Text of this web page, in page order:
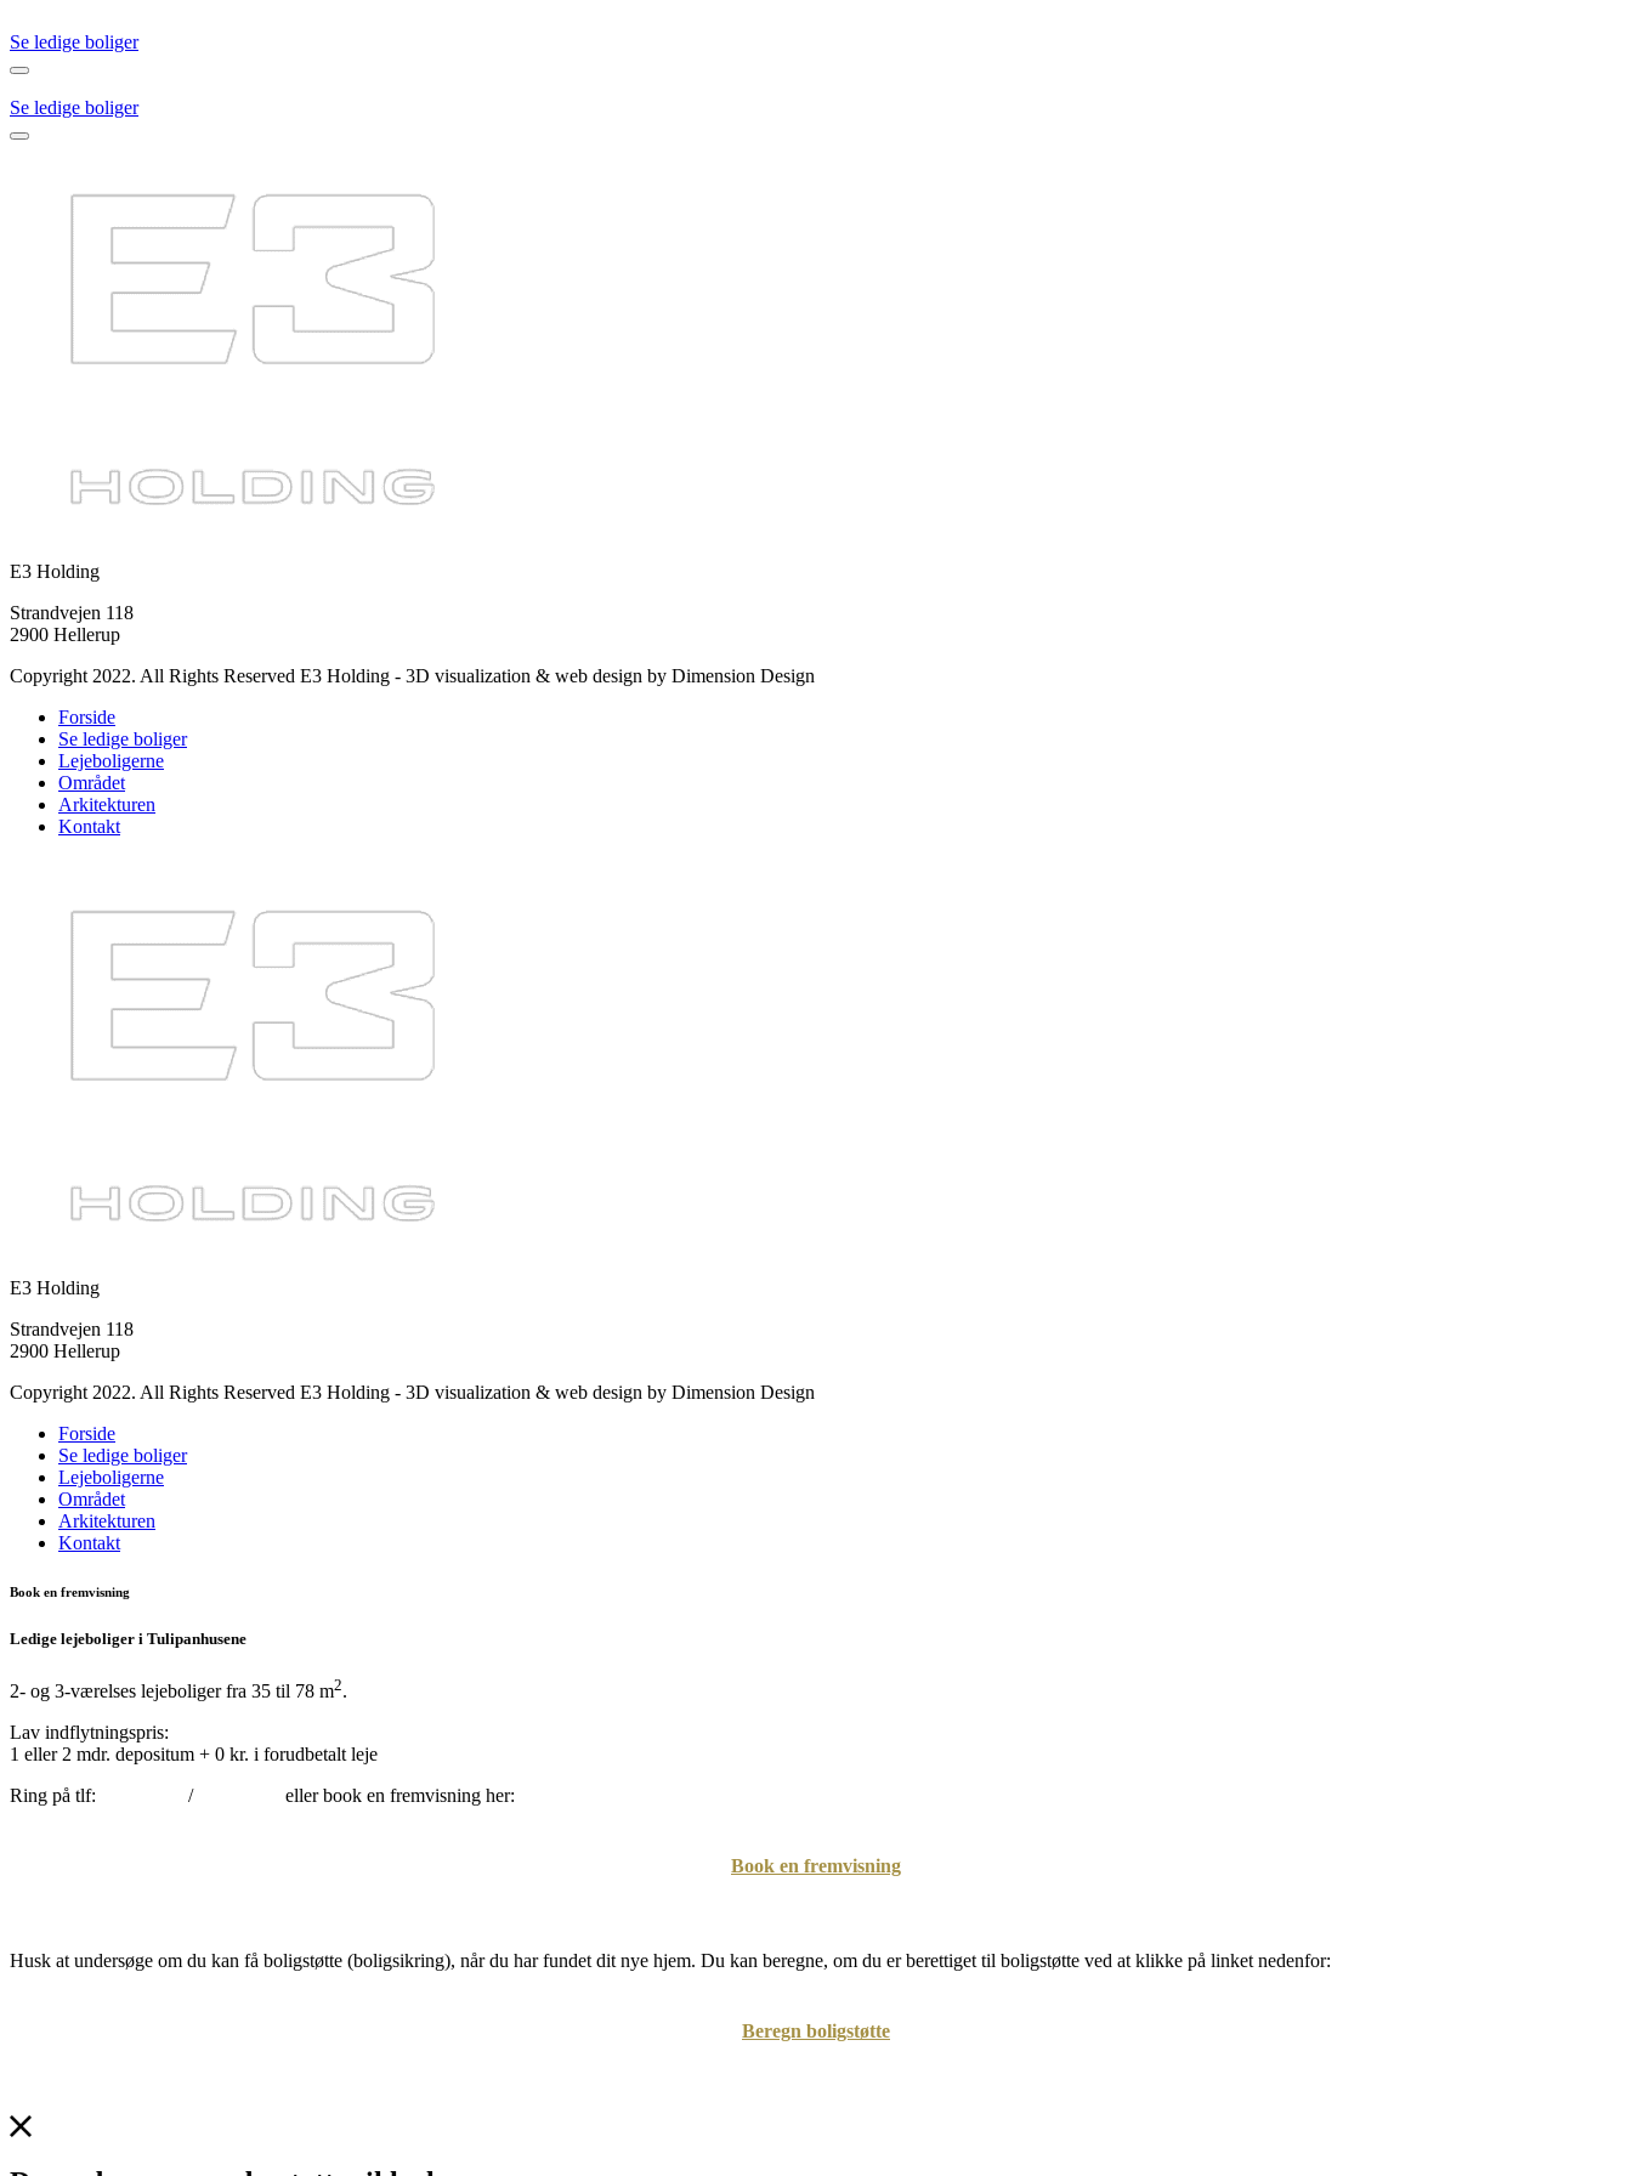
Se ledige boliger
Se ledige boliger
E3 Holding
Strandvejen 118
2900 Hellerup
Copyright 2022. All Rights Reserved E3 Holding - 3D visualization & web design by Dimension Design
Forside
Se ledige boliger
Lejeboligerne
Området
Arkitekturen
Kontakt
E3 Holding
Strandvejen 118
2900 Hellerup
Copyright 2022. All Rights Reserved E3 Holding - 3D visualization & web design by Dimension Design
Forside
Se ledige boliger
Lejeboligerne
Området
Arkitekturen
Kontakt
Book en fremvisning
Ledige lejeboliger i Tulipanhusene
2- og 3-værelses lejeboliger fra 35 til 78 m2.
Lav indflytningspris:
1 eller 2 mdr. depositum + 0 kr. i forudbetalt leje
Ring på tlf:
/ eller book en fremvisning her:
Book en fremvisning
Husk at undersøge om du kan få boligstøtte (boligsikring), når du har fundet dit nye hjem. Du kan beregne, om du er berettiget til boligstøtte ved at klikke på linket nedenfor:
Beregn boligstøtte